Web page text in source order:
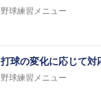
野球練習メニュー
打球の変化に応じて対
野球練習メニュー